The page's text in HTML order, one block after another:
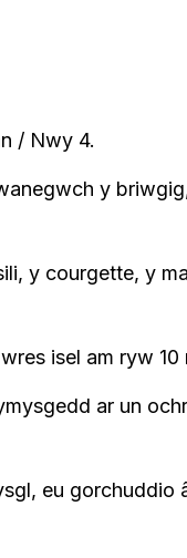
/ Nwy 4.
y
y courgette, y
isel am ryw 10
ar un
eu gorchuddio